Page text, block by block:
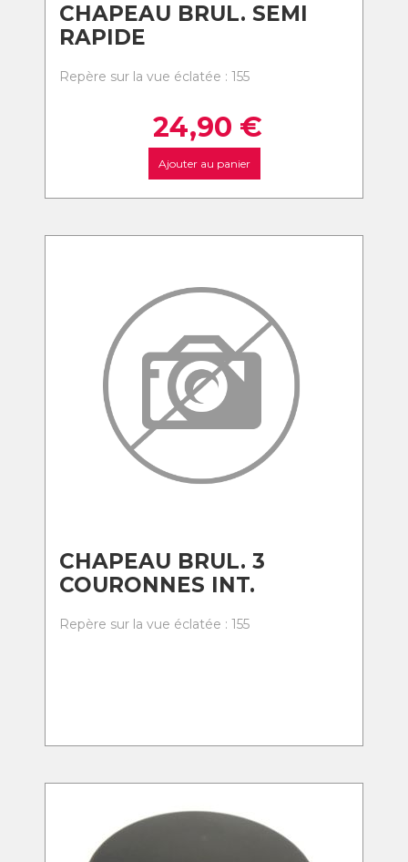
CHAPEAU BRUL. SEMI
RAPIDE
Repère sur la vue éclatée : 155
24,90 €
Ajouter au panier
CHAPEAU BRUL. 3
COURONNES INT.
Repère sur la vue éclatée : 155